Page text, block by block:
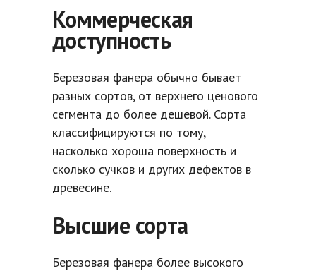
Коммерческая
доступность
Березовая фанера обычно бывает
разных сортов, от верхнего ценового
сегмента до более дешевой. Сорта
классифицируются по тому,
насколько хороша поверхность и
сколько сучков и других дефектов в
древесине.
Высшие сорта
Березовая фанера более высокого